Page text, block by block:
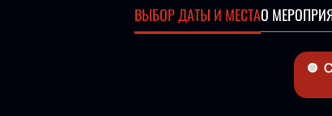
ВЫБОР ДАТЫ И МЕСТАО